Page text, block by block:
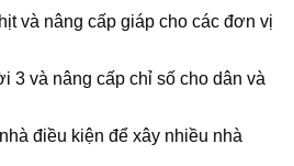
và nâng cấp giáp cho các đơn vị
3 và nâng cấp chỉ số cho dân và
điều kiện để xây nhiều nhà